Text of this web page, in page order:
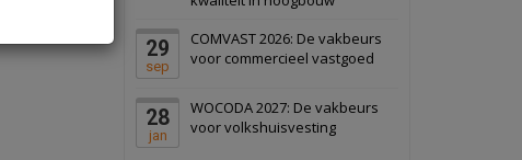
29
sep
COMVAST 2026: De vakbeurs
voor commercieel vastgoed
28
jan
WOCODA 2027: De vakbeurs
voor volkshuisvesting
Schiedam
22 september 2026 Attractiepark
Bekijk
Oranje
28 september 2026